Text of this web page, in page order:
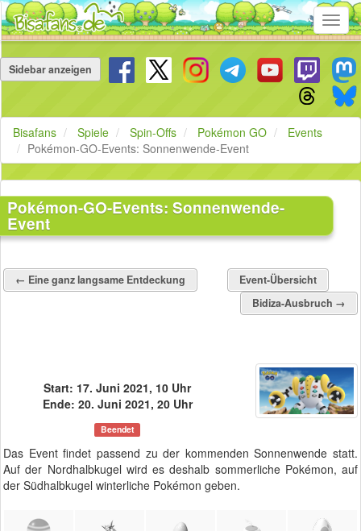
überspringen
Sidebar anzeigen
Bisafans Spiele Spin-Offs Pokémon GO
Events
Pokémon-GO-Events: Sonnenwende-Event
Pokémon-GO-Events: Sonnenwende-
Event
← Eine ganz langsame Entdeckung
Event-Übersicht
Bidiza-Ausbruch →
Start: 17. Juni 2021, 10 Uhr
Ende: 20. Juni 2021, 20 Uhr
Beendet
Das Event findet passend zu der kommenden Sonnenwende statt.
Auf der Nordhalbkugel wird es deshalb sommerliche Pokémon, auf
der Südhalbkugel winterliche Pokémon geben.